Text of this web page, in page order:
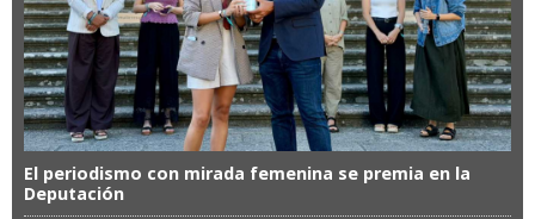
El periodismo con mirada femenina se premia en la
Deputación